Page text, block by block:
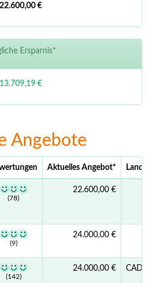
22.600,00 €
Ersparnis*
13.709,19 €
Angebote
Aktuelles Angebot* Land
(78)
22.600,00 €
(9)
24.000,00 €
(142)
24.000,00 € CAD/